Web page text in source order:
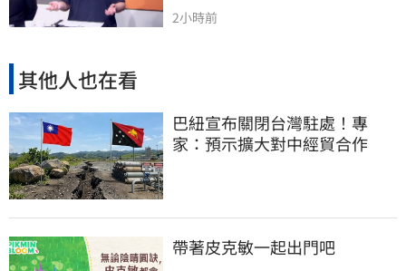
2小時前
其他人也在看
巴紐宣布關閉台灣駐處！專
家：預示擴大對中經貿合作
帶著皮克敏一起出門吧